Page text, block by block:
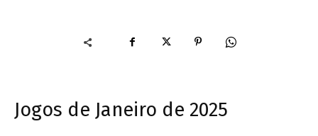
Jogos de Janeiro de 2025